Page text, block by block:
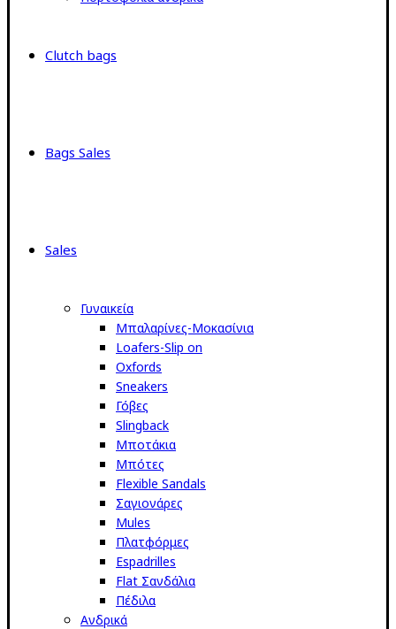
Clutch bags
Bags Sales
Sales
Γυναικεία
Μπαλαρίνες-Μοκασίνια
Loafers-Slip on
Oxfords
Sneakers
Γόβες
Slingback
Μποτάκια
Μπότες
Flexible Sandals
Σαγιονάρες
Mules
Πλατφόρμες
Espadrilles
Flat Σανδάλια
Πέδιλα
Ανδρικά